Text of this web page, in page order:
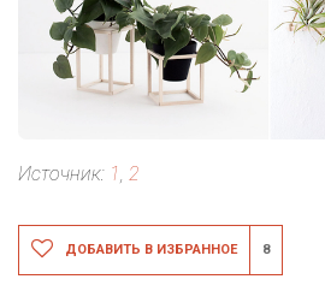
Источник: 1 2
ДОБАВИТЬ В ИЗБРАННОЕ 8